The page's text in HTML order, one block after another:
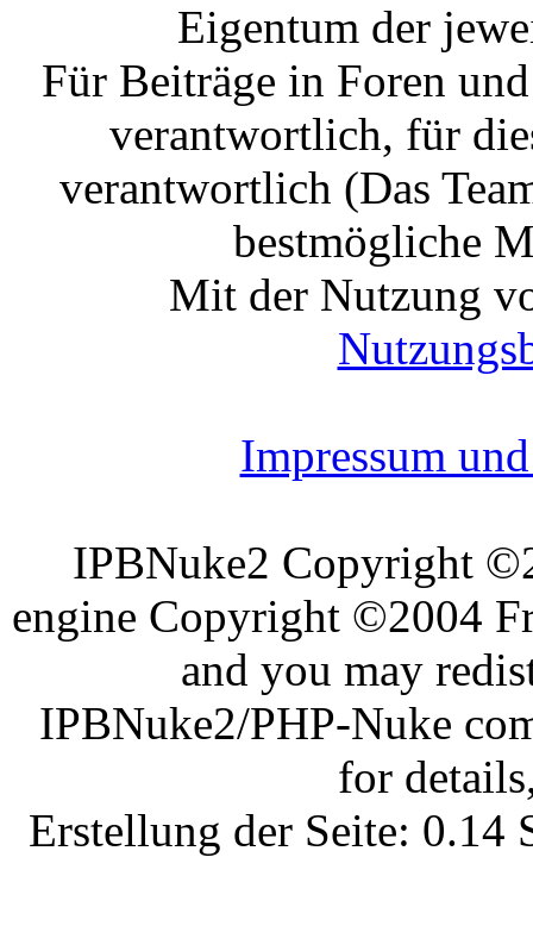
Eigentum der
Für Beiträge in Foren
verantwortlich, für
verantwortlich (Das
bestmögliche
Mit der Nutzung
Impressum
IPBNuke2 Copyright
engine Copyright ©2004
and you may
IPBNuke2/PHP-Nuke
for
Erstellung der Seite: 0.14